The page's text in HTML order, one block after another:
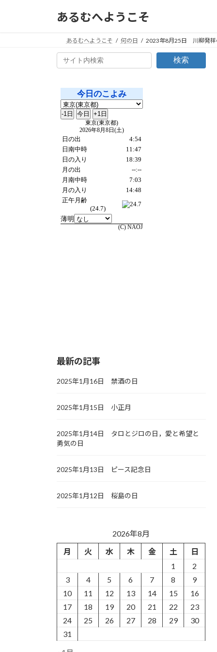
あるむへようこそ
あるむへようこそ 何の日 2023年8月25日 川柳発祥
検索
最新の記事
2025年1月16日 禁酒の日
2025年1月15日 小正月
2025年1月14日 タロとジロの日，愛と希望と
勇気の日
2025年1月13日 ピース記念日
2025年1月12日 桜島の日
2026年8月
月
火 水 木 金 土
日
1
2
3
4 5 6 7 8
9
10
11 12 13 14 15
16
17
18 19 20 21 22
23
24
25 26 27 28 29
30
31